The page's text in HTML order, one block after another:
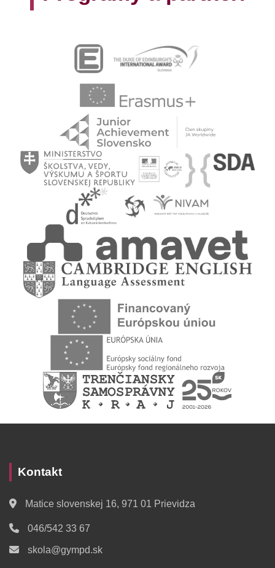
Kontakt
Matice slovenskej 16, 971 01 Prievidza
046/542 33 67
skola@gympd.sk